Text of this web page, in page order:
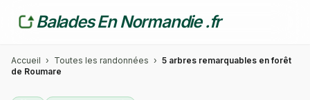
Balades En Normandie .fr
Accueil › Toutes les randonnées › 5 arbres remarquables en forêt
de Roumare